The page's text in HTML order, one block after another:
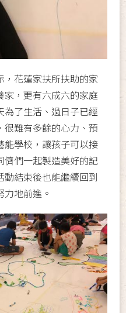
，花蓮家扶所扶助的家
家，更有六成六的家庭
為了生活、過日子已經
很難有多餘的心力、預
能學校，讓孩子可以接
儕們一起製造美好的記
動結束後也能繼續回到
地前進。